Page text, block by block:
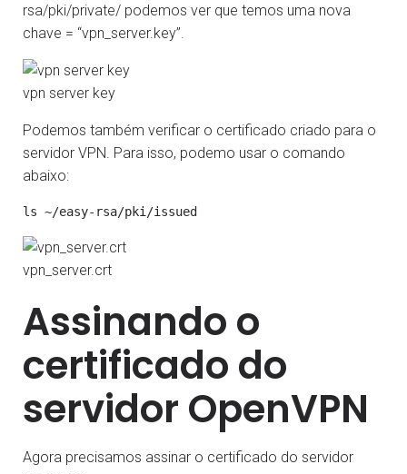
rsa/pki/private/ podemos ver que temos uma nova
chave = “vpn_server.key”.
vpn server key
Podemos também verificar o certificado criado para o
servidor VPN. Para isso, podemo usar o comando
abaixo:
vpn_server.crt
Assinando o
certificado do
servidor OpenVPN
Agora precisamos assinar o certificado do servidor